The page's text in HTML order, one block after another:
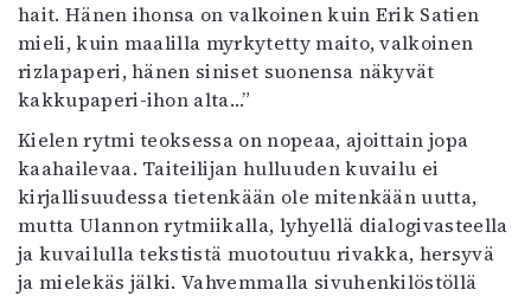
hait. Hänen ihonsa on valkoinen kuin Erik Satien
mieli, kuin maalilla myrkytetty maito, valkoinen
rizlapaperi, hänen siniset suonensa näkyvät
kakkupaperi-ihon alta…”
Kielen rytmi teoksessa on nopeaa, ajoittain jopa
kaahailevaa. Taiteilijan hulluuden kuvailu ei
kirjallisuudessa tietenkään ole mitenkään uutta,
mutta Ulannon rytmiikalla, lyhyellä dialogivasteella
ja kuvailulla tekstistä muotoutuu rivakka, hersyvä
ja mielekäs jälki. Vahvemmalla sivuhenkilöstöllä